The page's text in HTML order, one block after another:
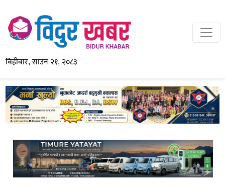
बिहीबार, साउन २१, २०८३